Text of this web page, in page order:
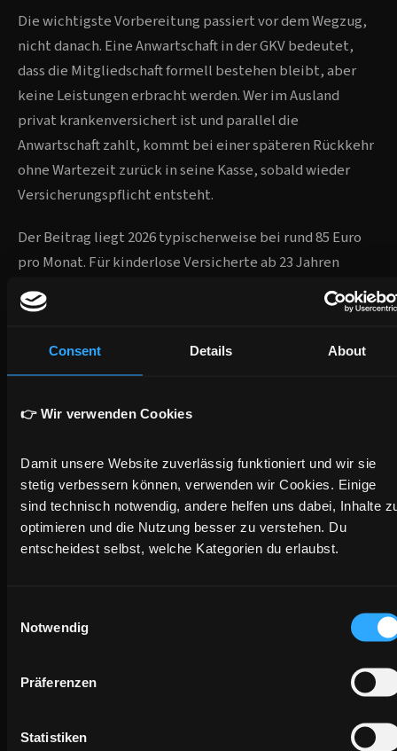
Consent Details About
👉 Wir verwenden Cookies
Damit unsere Website zuverlässig funktioniert und wir sie
stetig verbessern können, verwenden wir Cookies. Einige
sind technisch notwendig, andere helfen uns dabei, Inhalte
optimieren und die Nutzung besser zu verstehen. Du
entscheidest selbst, welche Kategorien du erlaubst.
Selection
Notwendig
Präferenzen
Statistiken
Die wichtigste Vorbereitung passiert vor dem Wegzug,
nicht danach. Eine Anwartschaft in der GKV bedeutet,
dass die Mitgliedschaft formell bestehen bleibt, aber
keine Leistungen erbracht werden. Wer im Ausland
privat krankenversichert ist und parallel die
Anwartschaft zahlt, kommt bei einer späteren Rückkehr
ohne Wartezeit zurück in seine Kasse, sobald wieder
Versicherungspflicht entsteht.
Der Beitrag liegt 2026 typischerweise bei rund 85 Euro
pro Monat. Für kinderlose Versicherte ab 23 Jahren
leicht höher, weil der Pflegeversicherungsbeitrag
mitläuft. Voraussetzung ist eine durchgehende private
ausreisende Person als auch für mitreisende Angehörige.
Eine Anwartschaft existiert auch in der PKV. Dort gibt es
Anwartschaft erhält die Alterungsrückstellungen, ist
aber deutlich teurer. Wer eine bestehende PKV behalten
will, sollte rechtzeitig mit dem Versicherer klären,
welche Form möglich und sinnvoll ist. Eine reine
Kündigung kostet Jahre später bei der Rückkehr richtig